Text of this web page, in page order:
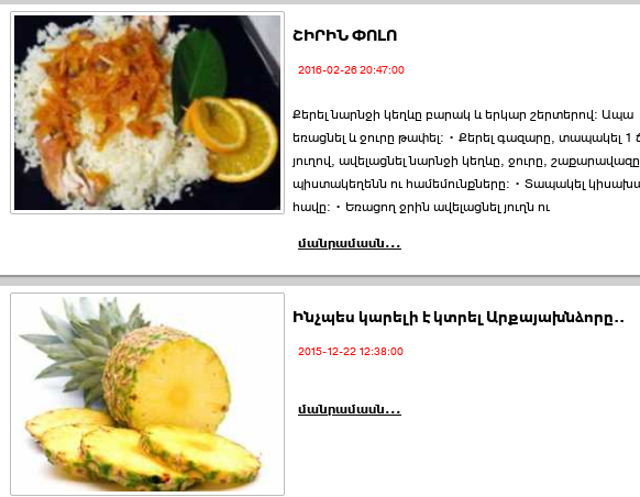
ՇԻՐԻՆ ՓՈԼՈ
2016-02-26 20:47:00
Քերել նարնջի կեղևը բարակ և երկար շերտերով: Ապա
եռացնել և ջուրը թափել: • Քերել գազարը, տապակել 1
յուղով, ավելացնել նարնջի կեղևը, ջուրը,
պիստակեղենն ու համեմունքները: • Տապակել
հավը: • Եռացող ջրին ավելացնել յուղն ու
մանրամասն...
Ինչպես կարելի է կտրել Արքայախնձորը..
2015-12-22 12:38:00
մանրամասն...